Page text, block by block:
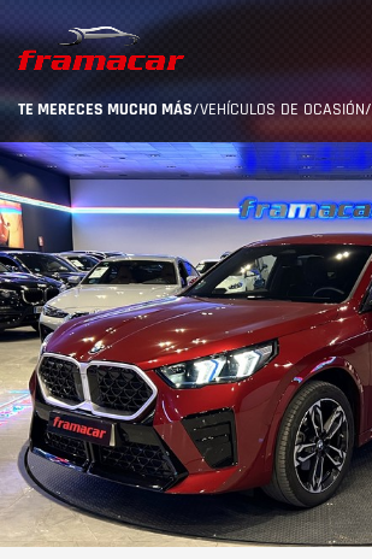
TE MERECES MUCHO MÁS/VEHÍCULOS DE OCASIÓN/